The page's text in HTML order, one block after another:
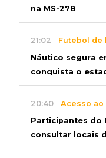
na MS-278
21:02 Futebol de
Náutico segura
conquista o
20:40 Acesso ao
Participantes do
consultar locais